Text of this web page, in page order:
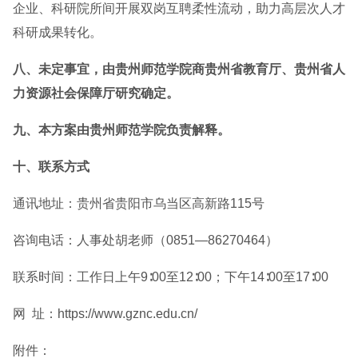
企业、科研院所间开展双岗互聘柔性流动，助力高层次人才
科研成果转化。
八、未定事宜，由贵州师范学院商贵州省教育厅、贵州省人
力资源社会保障厅研究确定。
九、本方案由贵州师范学院负责解释。
十、联系方式
通讯地址：贵州省贵阳市乌当区高新路115号
咨询电话：人事处胡老师（0851—86270464）
联系时间：工作日上午9∶00至12∶00；下午14∶00至17∶00
网 址：https://www.gznc.edu.cn/
附件：